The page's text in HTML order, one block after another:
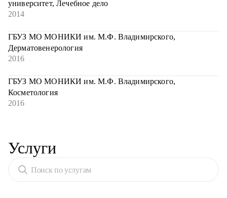
университет, Лечебное дело
2014
ГБУЗ МО МОНИКИ им. М.Ф. Владимирского,
Дерматовенерология
2016
ГБУЗ МО МОНИКИ им. М.Ф. Владимирского,
Косметология
2016
Услуги
Поиск по услугам